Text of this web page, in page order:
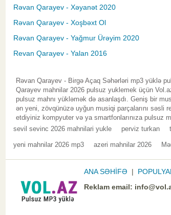
Rəvan Qarayev - Xəyanət 2020
Rəvan Qarayev - Xoşbəxt Ol
Rəvan Qarayev - Yağmur Ürəyim 2020
Revan Qarayev - Yalan 2016
Rəvan Qarayev - Birgə Açaq Səhərləri mp3 yüklə
Qarayev mahnilar 2026 pulsuz yuklemek üçün
pulsuz mahnı yükləmək də asanlaşdı. Geniş bir
ən yeni, zövqünüzə uyğun musiqi parçalarını səsli
etdiyiniz kompyuter və ya smartfonlarınıza pulsuz
sevil sevinc 2026 mahnilari yukle perviz turkan
yeni mahnilar 2026 mp3 azeri mahnilar 2026
ANA SƏHİFƏ |
Reklam email: